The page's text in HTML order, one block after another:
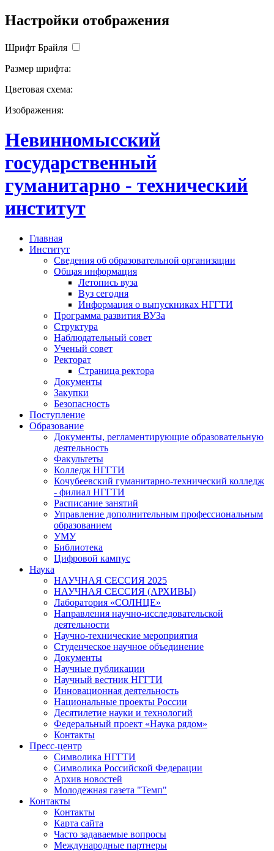
Настройки отображения
Шрифт Брайля
Размер шрифта:
Цветовая схема:
Изображения:
Невинномысский
государственный
гуманитарно - технический
институт
Главная
Институт
Сведения об образовательной организации
Общая информация
Летопись вуза
Вуз сегодня
Информация о выпускниках НГГТИ
Программа развития ВУЗа
Структура
Наблюдательный совет
Ученый совет
Ректорат
Страница ректора
Документы
Закупки
Безопасность
Поступление
Образование
Документы, регламентирующие образовательную
деятельность
Факультеты
Колледж НГГТИ
Кочубеевский гуманитарно-технический колледж
- филиал НГГТИ
Расписание занятий
Управление дополнительным профессиональным
образованием
УМУ
Библиотека
Цифровой кампус
Наука
НАУЧНАЯ СЕССИЯ 2025
НАУЧНАЯ СЕССИЯ (АРХИВЫ)
Лаборатория «СОЛНЦЕ»
Направления научно-исследовательской
деятельности
Научно-технические мероприятия
Студенческое научное объединение
Документы
Научные публикации
Научный вестник НГГТИ
Инновационная деятельность
Национальные проекты России
Десятилетие науки и технологий
Федеральный проект «Наука рядом»
Контакты
Пресс-центр
Символика НГГТИ
Символика Российской Федерации
Архив новостей
Молодежная газета "Темп"
Контакты
Контакты
Карта сайта
Часто задаваемые вопросы
Международные партнеры